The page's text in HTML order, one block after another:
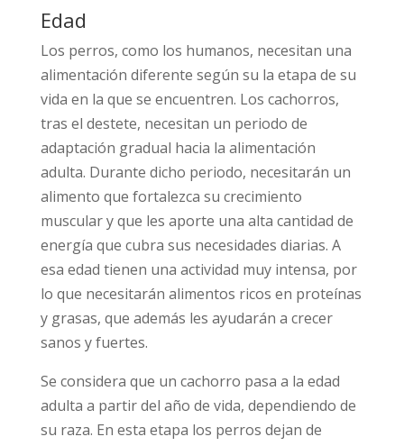
Edad
Los perros, como los humanos, necesitan una
alimentación diferente según su la etapa de su
vida en la que se encuentren. Los cachorros,
tras el destete, necesitan un periodo de
adaptación gradual hacia la alimentación
adulta. Durante dicho periodo, necesitarán un
alimento que fortalezca su crecimiento
muscular y que les aporte una alta cantidad de
energía que cubra sus necesidades diarias. A
esa edad tienen una actividad muy intensa, por
lo que necesitarán alimentos ricos en proteínas
y grasas, que además les ayudarán a crecer
sanos y fuertes.
Se considera que un cachorro pasa a la edad
adulta a partir del año de vida, dependiendo de
su raza. En esta etapa los perros dejan de